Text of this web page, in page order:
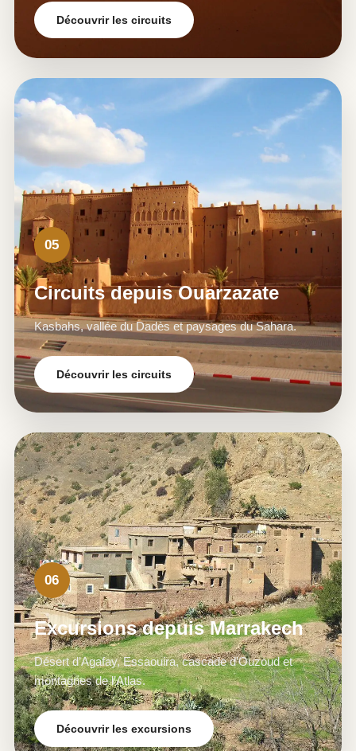
Découvrir les circuits
05
Circuits depuis Ouarzazate
Kasbahs, vallée du Dadès et paysages du Sahara.
Découvrir les circuits
06
Excursions depuis Marrakech
Désert d’Agafay, Essaouira, cascade d’Ouzoud et
montagnes de l’Atlas.
Découvrir les excursions